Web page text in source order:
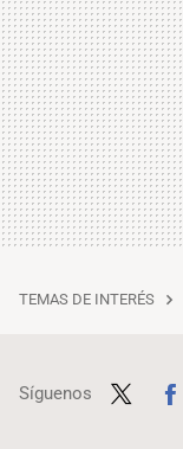
TEMAS DE INTERÉS
Síguenos